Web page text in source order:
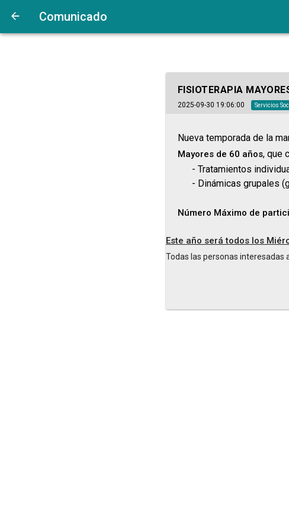
Comunicado
FISIOTERAPIA
2025-09-30 19:06:00 Servicios
Nueva temporada de la
Mayores de 60 años, que
- Tratamientos
- Dinámicas grupales
Número Máximo de
Este año será todos los
Todas las personas interesadas